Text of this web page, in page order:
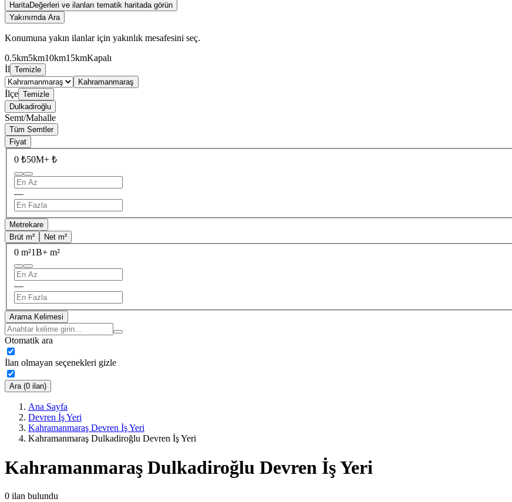
HaritaDeğerleri ve ilanları tematik haritada görün
Yakınımda Ara
Konumuna yakın ilanlar için yakınlık mesafesini seç.
0.5km5km10km15kmKapalı
İl Temizle
Kahramanmaraş
İlçe Temizle
Dulkadiroğlu
Semt/Mahalle
Tüm Semtler
Fiyat
0 ₺50M+ ₺
—
Metrekare
Brüt m²
Net m²
0 m²1B+ m²
—
Arama Kelimesi
Otomatik ara
İlan olmayan seçenekleri gizle
Ara (0 ilan)
Ana Sayfa
Devren İş Yeri
Kahramanmaraş Devren İş Yeri
Kahramanmaraş Dulkadiroğlu Devren İş Yeri
Kahramanmaraş Dulkadiroğlu Devren İş Yeri
0 ilan bulundu